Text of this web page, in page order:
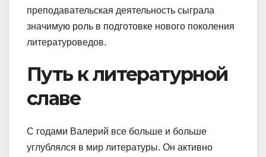
преподавательская деятельность сыграла
значимую роль в подготовке нового поколения
литературоведов.
Путь к литературной
славе
С годами Валерий все больше и больше
углублялся в мир литературы. Он активно